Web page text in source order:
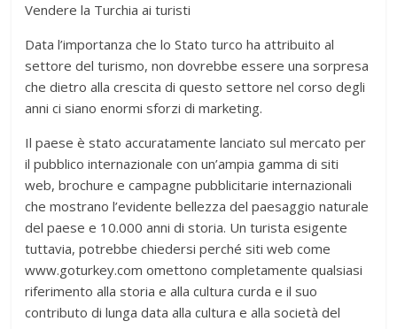
Vendere la Turchia ai turisti
Data l’importanza che lo Stato turco ha attribuito al
settore del turismo, non dovrebbe essere una sorpresa
che dietro alla crescita di questo settore nel corso degli
anni ci siano enormi sforzi di marketing.
Il paese è stato accuratamente lanciato sul mercato per
il pubblico internazionale con un’ampia gamma di siti
web, brochure e campagne pubblicitarie internazionali
che mostrano l’evidente bellezza del paesaggio naturale
del paese e 10.000 anni di storia. Un turista esigente
tuttavia, potrebbe chiedersi perché siti web come
www.goturkey.com omettono completamente qualsiasi
riferimento alla storia e alla cultura curda e il suo
contributo di lunga data alla cultura e alla società del